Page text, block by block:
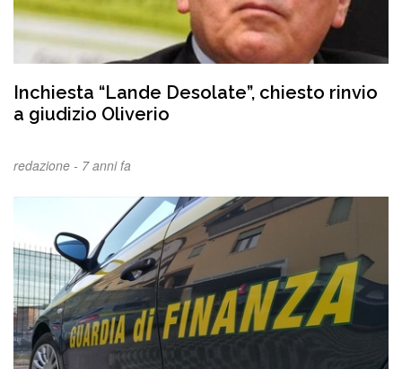
Inchiesta “Lande Desolate”, chiesto rinvio
a giudizio Oliverio
redazione - 7 anni fa